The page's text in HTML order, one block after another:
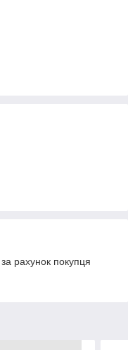
рахунок покупця